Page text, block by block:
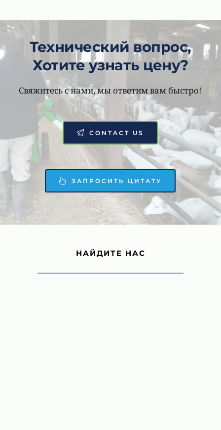
Технический вопрос,
Хотите узнать цену?
Свяжитесь с нами, мы ответим вам быстро!
CONTACT US
ЗАПРОСИТЬ ЦИТАТУ
НАЙДИТЕ НАС